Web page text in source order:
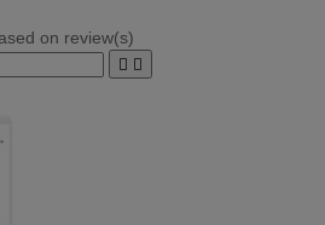
on review(s)
 